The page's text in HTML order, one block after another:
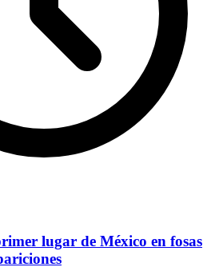
lugar de México en fosas